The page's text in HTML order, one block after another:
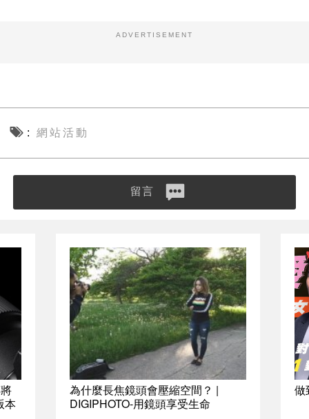
ADVERTISEMENT
網站活動
留言
本
為什麼長焦鏡頭會壓縮空間？ |
DIGIPHOTO-用鏡頭享受生命
做